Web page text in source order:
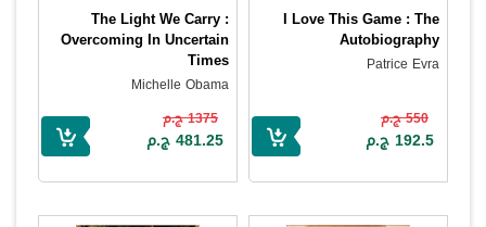
I Love This Game : The
Autobiography
Patrice Evra
550 ج.م
192.5 ج.م
The Light We Carry :
Overcoming In Uncertain
Times
Michelle Obama
1375 ج.م
481.25 ج.م